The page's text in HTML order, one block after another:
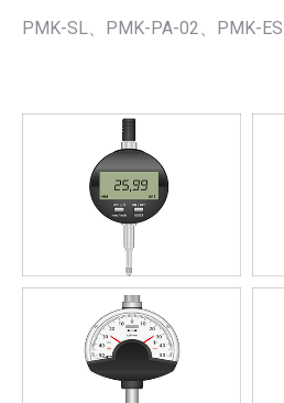
PMK-SL、PMK-PA-02、PMK-